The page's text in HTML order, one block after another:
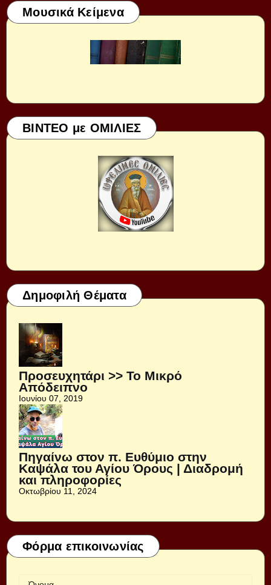
Μουσικά Κείμενα
ΒΙΝΤΕΟ με ΟΜΙΛΙΕΣ
Δημοφιλή Θέματα
Προσευχητάρι >> Το Μικρό
Απόδειπνο
Ιουνίου 07, 2019
Πηγαίνω στον π. Ευθύμιο στην
Καψάλα του Αγίου Όρους | Διαδρομή
και πληροφορίες
Οκτωβρίου 11, 2024
Φόρμα επικοινωνίας